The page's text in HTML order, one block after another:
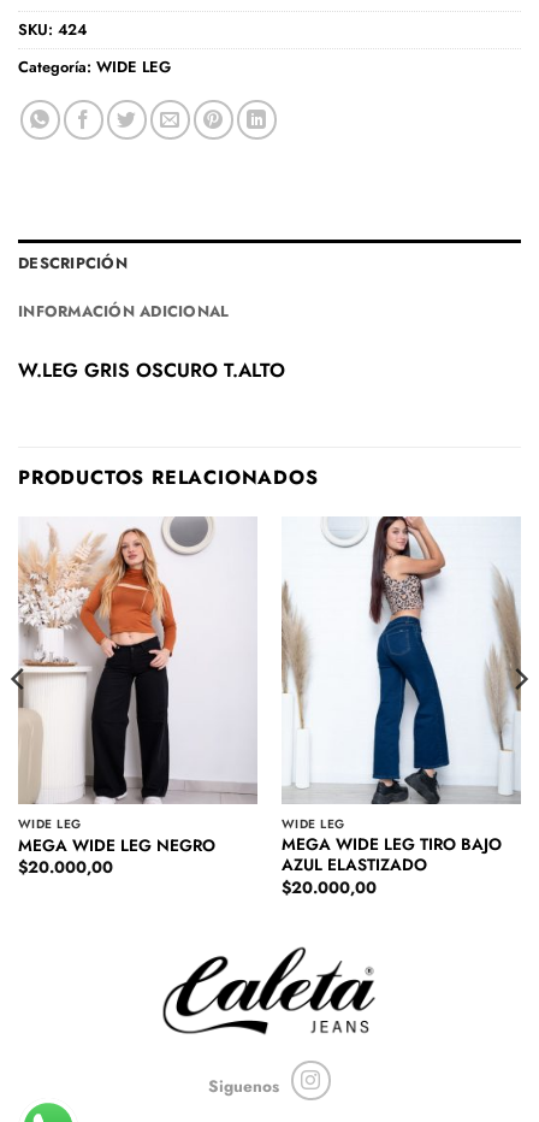
SKU: 424
Categoría: WIDE LEG
DESCRIPCIÓN
INFORMACIÓN ADICIONAL
W.LEG GRIS OSCURO T.ALTO
PRODUCTOS RELACIONADOS
WIDE LEG
MEGA WIDE LEG NEGRO
$20.000,00
WIDE LEG
MEGA WIDE LEG TIRO BAJO
AZUL ELASTIZADO
$20.000,00
Siguenos